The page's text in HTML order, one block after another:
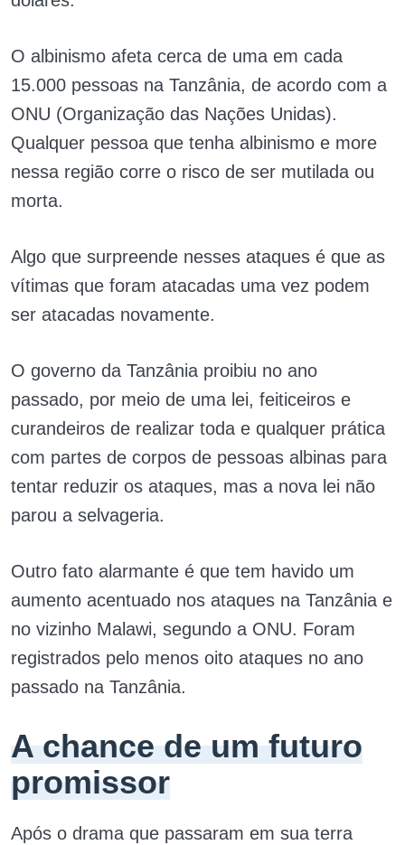
O albinismo afeta cerca de uma em cada
15.000 pessoas na Tanzânia, de acordo com a
ONU (Organização das Nações Unidas).
Qualquer pessoa que tenha albinismo e more
nessa região corre o risco de ser mutilada ou
morta.
Algo que surpreende nesses ataques é que as
vítimas que foram atacadas uma vez podem
ser atacadas novamente.
O governo da Tanzânia proibiu no ano
passado, por meio de uma lei, feiticeiros e
curandeiros de realizar toda e qualquer prática
com partes de corpos de pessoas albinas para
tentar reduzir os ataques, mas a nova lei não
parou a selvageria.
Outro fato alarmante é que tem havido um
aumento acentuado nos ataques na Tanzânia e
no vizinho Malawi, segundo a ONU. Foram
registrados pelo menos oito ataques no ano
passado na Tanzânia.
A chance de um futuro
promissor
Após o drama que passaram em sua terra